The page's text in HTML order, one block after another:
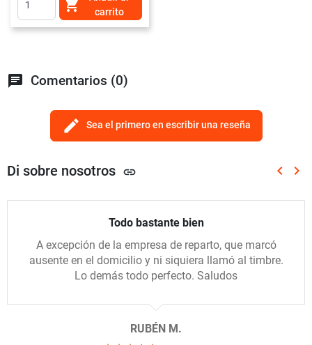

carrito
chat Comentarios (0)
edit Sea el primero en escribir una reseña
Di sobre nosotros link keyboard_arrow_left keyboard_arrow_right
Todo bastante bien
A excepción de la empresa de reparto, que marcó
ausente en el domicilio y ni siquiera llamó al timbre.
Lo demás todo perfecto. Saludos
RUBÉN M.